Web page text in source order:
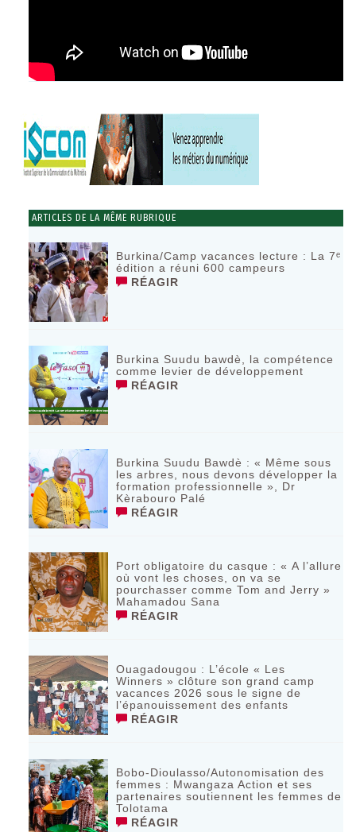
ARTICLES DE LA MÊME RUBRIQUE
Burkina/Camp vacances lecture : La 7ᵉ
édition a réuni 600 campeurs
RÉAGIR
Burkina Suudu bawdè, la compétence
comme levier de développement
RÉAGIR
Burkina Suudu Bawdè : « Même sous
les arbres, nous devons développer la
formation professionnelle », Dr
Kèrabouro Palé
RÉAGIR
Port obligatoire du casque : « A l’allure
où vont les choses, on va se
pourchasser comme Tom and Jerry »
Mahamadou Sana
RÉAGIR
Ouagadougou : L’école « Les
Winners » clôture son grand camp
vacances 2026 sous le signe de
l’épanouissement des enfants
RÉAGIR
Bobo-Dioulasso/Autonomisation des
femmes : Mwangaza Action et ses
partenaires soutiennent les femmes de
Tolotama
RÉAGIR